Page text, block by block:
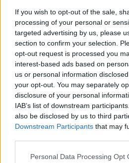
If you wish to opt-out of the sale,
processing of your personal or
targeted advertising by us, please
section to confirm your selection.
opt-out request is processed you
interest-based ads based on
us or personal information
your opt-out. You may separately
disclosure of your personal
IAB’s list of downstream
also be disclosed by us to third
Downstream Participants that may
Please note that this website/app
Personal Data Processing Opt
Lastbilschaufför hade
blodet – så blir straffet
05 augusti 2026 17.00
Narkotikamisstänkt
släppt på fri fot
KRIM 05 augusti 2026 13.55